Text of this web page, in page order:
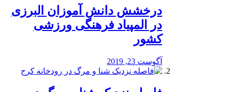
درخشش دانش آموزان البرزی
در المپیاد فرهنگی ورزشی
کشور
آگوست 23, 2019